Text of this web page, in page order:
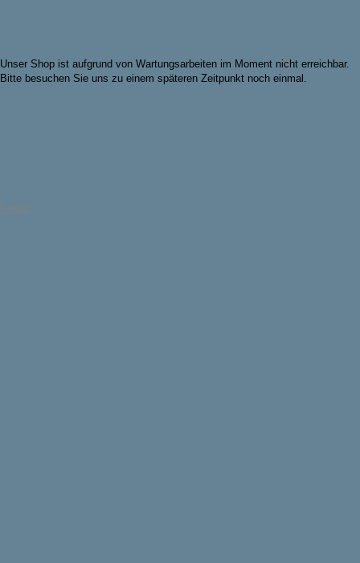
Unser Shop ist aufgrund von Wartungsarbeiten im Moment nicht erreichbar.
Bitte besuchen Sie uns zu einem späteren Zeitpunkt noch einmal.
Login